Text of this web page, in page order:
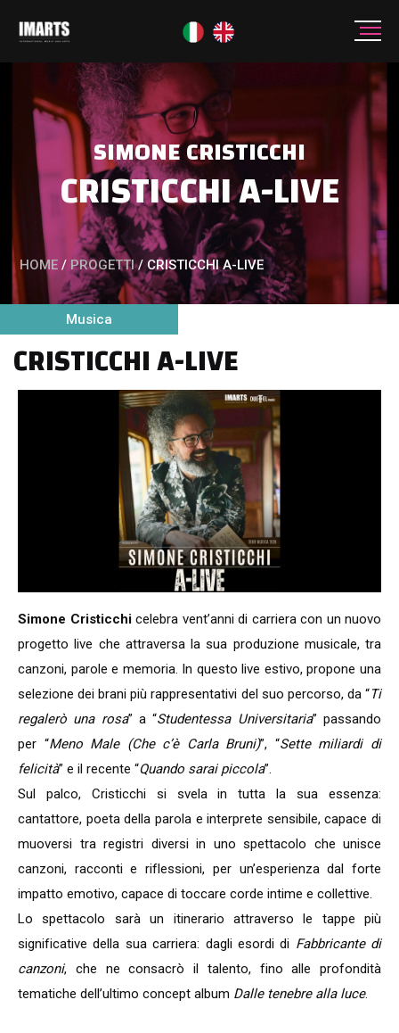
SIMONE CRISTICCHI
CRISTICCHI A-LIVE
HOME / PROGETTI / CRISTICCHI A-LIVE
Musica
CRISTICCHI A-LIVE
Simone Cristicchi celebra vent’anni di carriera con un nuovo
progetto live che attraversa la sua produzione musicale, tra
canzoni, parole e memoria. In questo live estivo, propone una
selezione dei brani più rappresentativi del suo percorso, da “Ti
regalerò una rosa” a “Studentessa Universitaria” passando
per “Meno Male (Che c’è Carla Bruni)”, “Sette miliardi di
felicità” e il recente “Quando sarai piccola”.
Sul palco, Cristicchi si svela in tutta la sua essenza:
cantattore, poeta della parola e interprete sensibile, capace di
muoversi tra registri diversi in uno spettacolo che unisce
canzoni, racconti e riflessioni, per un’esperienza dal forte
impatto emotivo, capace di toccare corde intime e collettive.
Lo spettacolo sarà un itinerario attraverso le tappe più
significative della sua carriera: dagli esordi di Fabbricante di
canzoni, che ne consacrò il talento, fino alle profondità
tematiche dell’ultimo concept album Dalle tenebre alla luce.